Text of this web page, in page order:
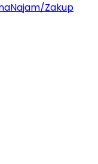
Najam/Zakup